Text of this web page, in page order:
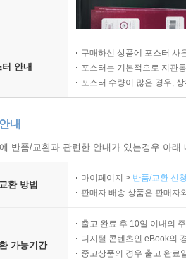
터 안내
구매하신 상품에 포스터 사
포스터는 기본적으로 지관
포스터 수량이 많은 경우,
내
반품/교환과 관련한 안내가 있는경우 아
환 방법
마이페이지 > 반품/교환 신
판매자 배송 상품은 판매자
가능기간
출고 완료 후 10일 이내의
디지털 콘텐츠인 eBook의
중고상품의 경우 출고 완료